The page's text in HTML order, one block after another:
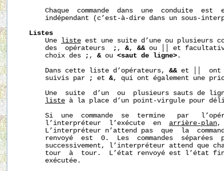
Chaque  commande  dans  une  conduite  est
indépendant (c’est-à-dire dans un sous-
Listes
       Une
liste est une suite d’une ou plusieurs
       des  opérateurs
; , &, && ou ││ et
       choix des
; , & ou <saut de ligne> .
       Dans cette liste d’opérateurs,
&& et ││  ont
       suivis par
; et &, qui ont également une
Une  suite  d’un  ou  plusieurs sauts de
liste à la place d’un point-virgule pour
Si  une  commande  se  termine   par
       l’interpréteur  l’exécute  en
arrière-plan,
L’interpréteur n’attend pas  que  la
renvoyé  est  0.  Les  commandes  séparées
successivement, l’interpréteur attend que
tour  à  tour.  L’état renvoyé est l’état
       exécutée.